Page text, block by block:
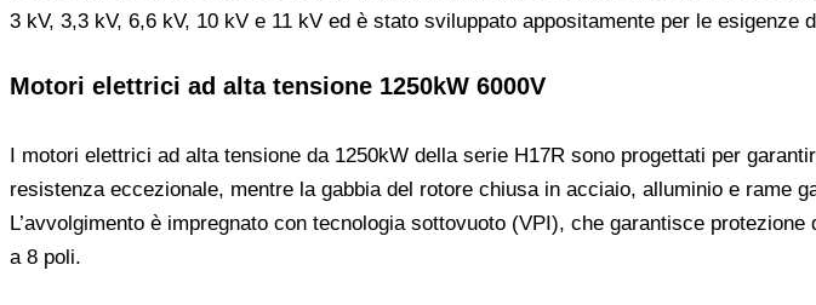
3 kV, 3,3 kV, 6,6 kV, 10 kV e 11 kV ed è stato sviluppato appositamente per le esigenze
Motori elettrici ad alta tensione 1250kW 6000V
I motori elettrici ad alta tensione da 1250kW della serie H17R sono progettati per
resistenza eccezionale, mentre la gabbia del rotore chiusa in acciaio, alluminio e rame
L’avvolgimento è impregnato con tecnologia sottovuoto (VPI), che garantisce
a 8 poli.